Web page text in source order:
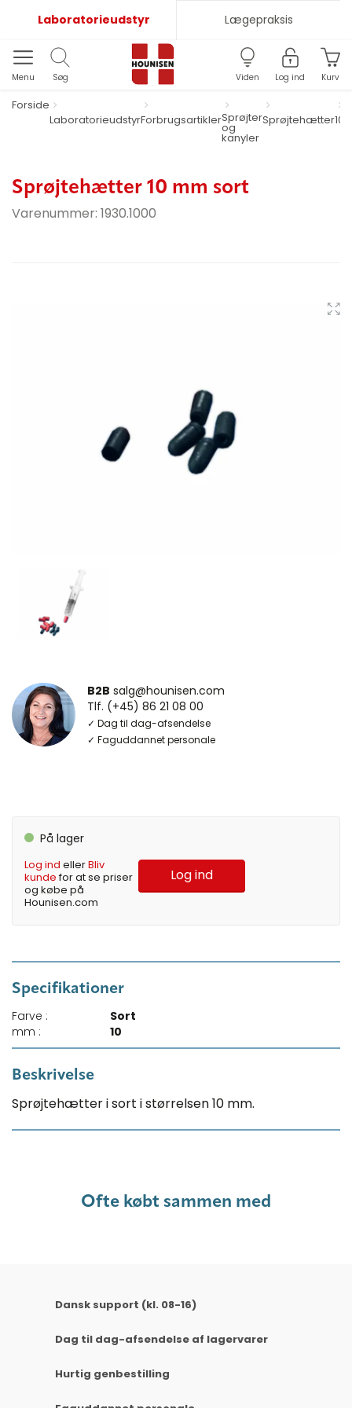
Laboratorieudstyr Lægepraksis
Menu Søg Viden Log ind Kurv
Forside
LaboratorieudstyrForbrugsartiklerSprøjter
og
kanyler
Sprøjtehætter10
Sprøjtehætter 10 mm sort
Varenummer: 1930.1000
B2B salg@hounisen.com
Tlf. (+45) 86 21 08 00
✓ Dag til dag-afsendelse
✓ Faguddannet personale
På lager
Log ind ellerBliv
kundefor at se priser
og købe på
Hounisen.com
Log ind
Specifikationer
Farve :
Sort
mm :
10
Beskrivelse
Sprøjtehætter i sort i størrelsen 10 mm.
Ofte købt sammen med
Dansk support (kl. 08-16)
Dag til dag-afsendelse af lagervarer
Hurtig genbestilling